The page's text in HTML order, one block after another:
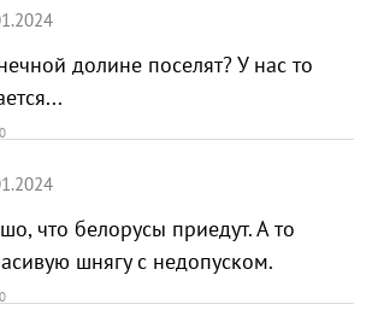
долине поселят? У нас то
0
что белорусы приедут. А то
шнягу с недопуском.
0